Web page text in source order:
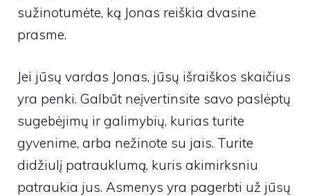
sužinotumėte, ką Jonas reiškia dvasine
prasme.
Jei jūsų vardas Jonas, jūsų išraiškos skaičius
yra penki. Galbūt neįvertinsite savo paslėptų
sugebėjimų ir galimybių, kurias turite
gyvenime, arba nežinote su jais. Turite
didžiulį patrauklumą, kuris akimirksniu
patraukia jus. Asmenys yra pagerbti už jūsų